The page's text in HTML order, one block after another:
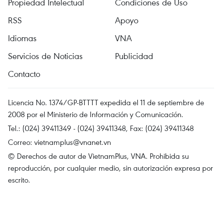
RSS
Apoyo
Idiomas
VNA
Servicios de Noticias
Publicidad
Contacto
Licencia No. 1374/GP-BTTTT expedida el 11 de septiembre de
2008 por el Ministerio de Información y Comunicación.
Tel.: (024) 39411349 - (024) 39411348, Fax: (024) 39411348
Correo: vietnamplus@vnanet.vn
© Derechos de autor de VietnamPlus, VNA. Prohibida su
reproducción, por cualquier medio, sin autorización expresa por
escrito.